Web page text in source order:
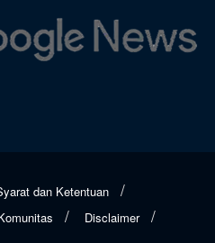
dan Ketentuan
Disclaimer